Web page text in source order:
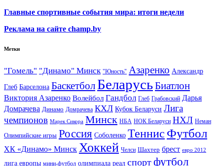
Главные спортивные события мира: итоги недели
Реклама на сайте champ.by
Метки
"Гомель" "Динамо" Минск "Юность" Азаренко Александр
Глеб Барселона Баскетбол БеларусьБиатлон
Виктория Азаренко Волейбол Гандбол Глеб Грабовский Дарья
Домрачева Динамо Домрачева КХЛ Кубок Беларуси Лига
чемпионов Марек Сикора Минск НБА НОК Беларуси НХЛ Неман
Олимпийские игры Россия Соболенко Теннис Футбол
ХК «Динамо» Минск Хоккей Челси Шахтер брест евро 2012
лига европы мини-футбол олимпиада реал спортфутбол